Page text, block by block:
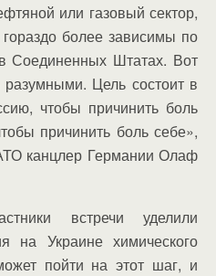
или газовый сектор,
более зависимы по
Соединенных Штатах. Вот
Цель состоит в
чтобы причинить боль
причинить боль себе»,
канцлер Германии Олаф
встречи уделили
на Украине химического
пойти на этот шаг, и